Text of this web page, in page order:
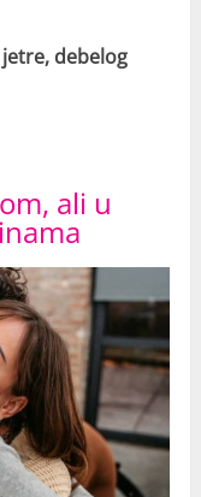
debelog
ali u